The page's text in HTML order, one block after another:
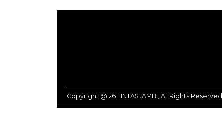
Copyright @ 26 LINTASJAMBI, All Rights Reserved